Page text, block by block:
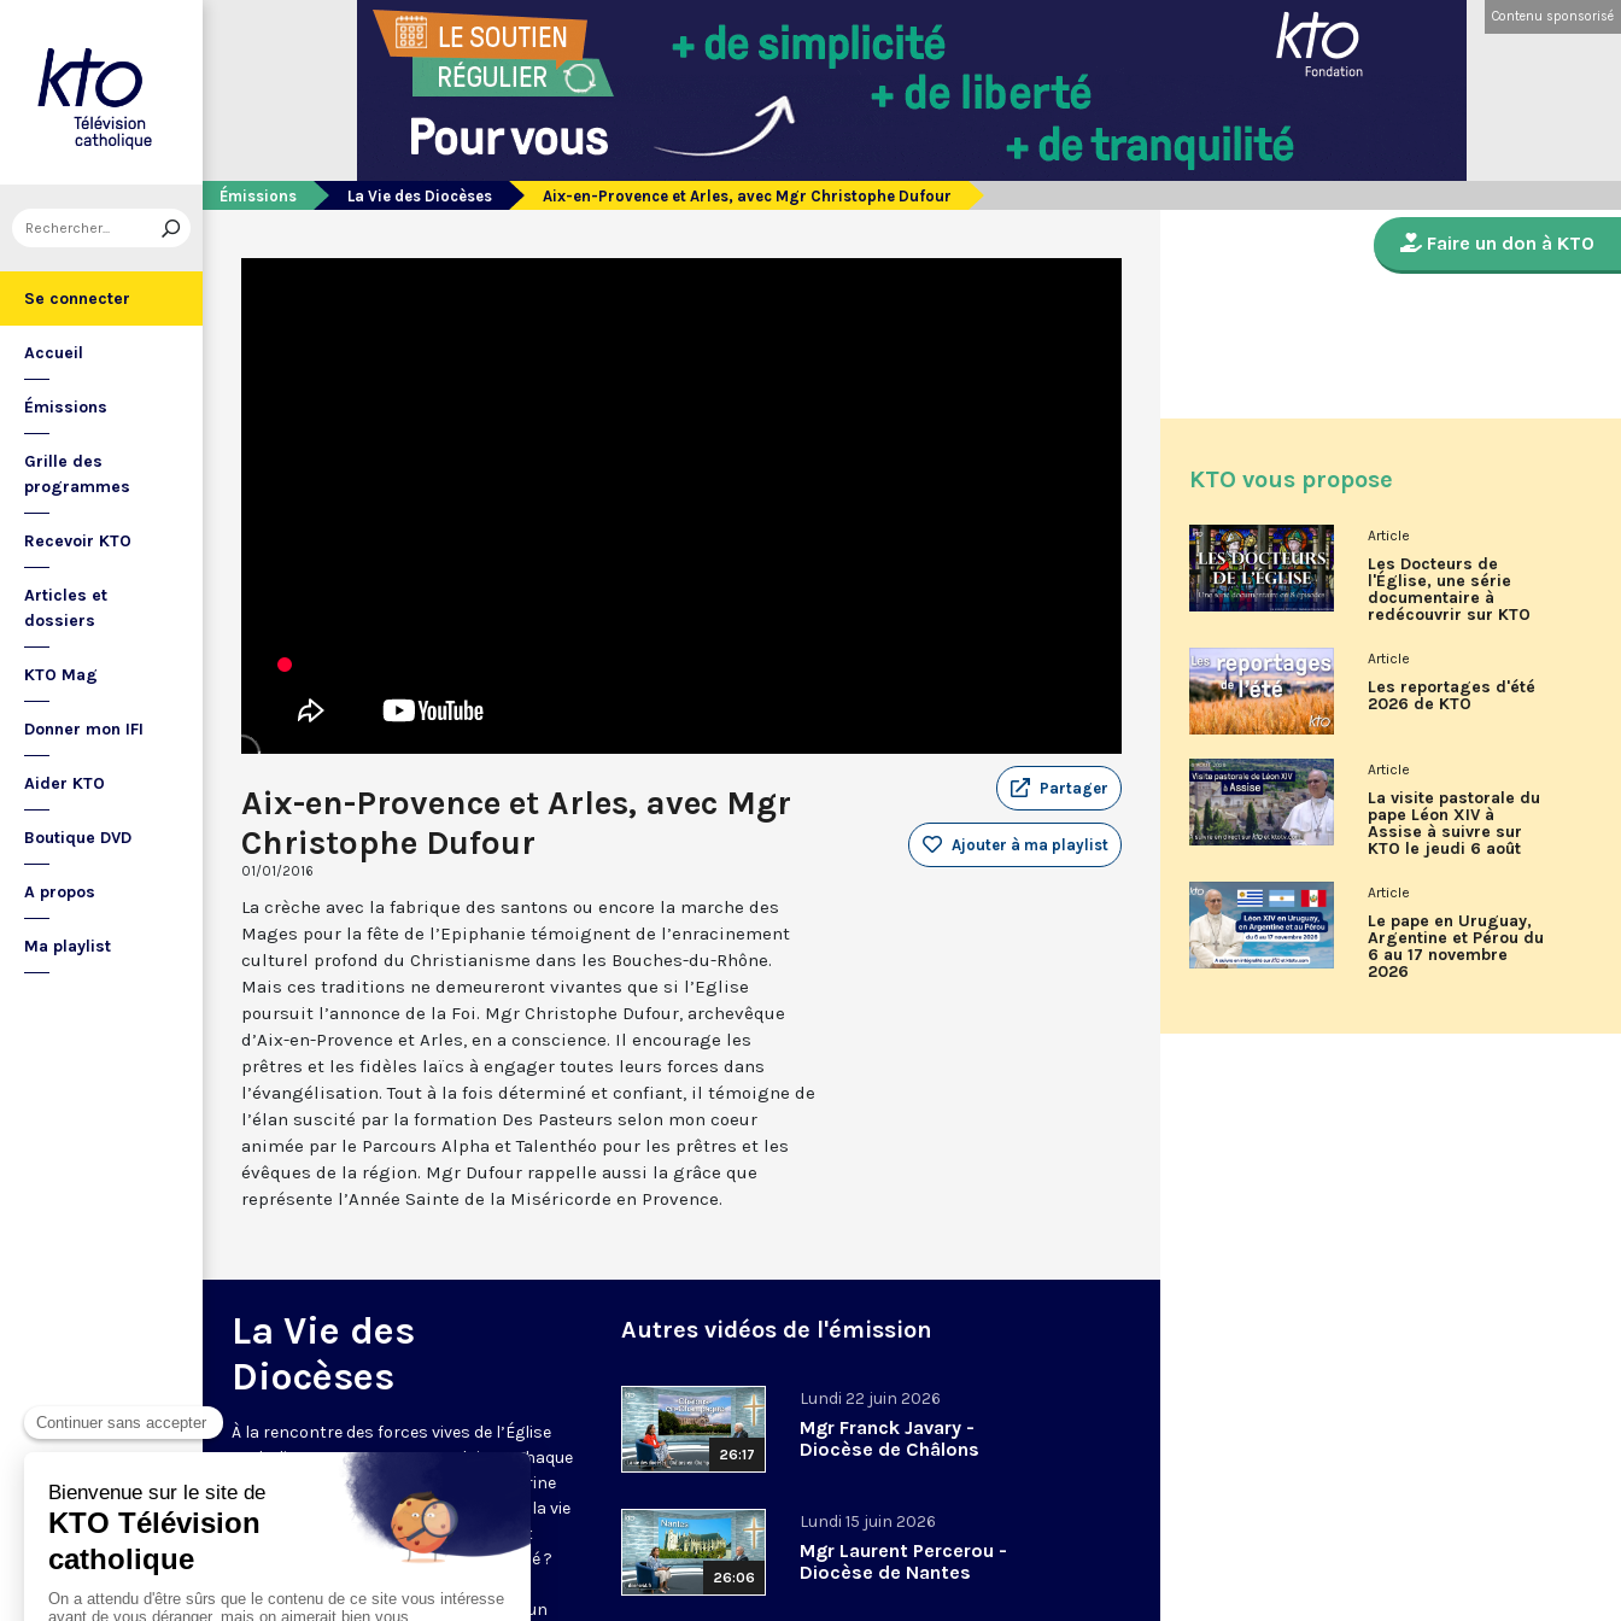
Se connecter
Accueil
Émissions
Grille des
programmes
Recevoir KTO
Articles et
dossiers
KTO Mag
Donner mon IFI
Aider KTO
Boutique DVD
A propos
Ma playlist
Contenu sponsorisé
Émissions La Vie des Diocèses Aix-en-Provence et Arles, avec Mgr Christophe Dufour
Aix-en-Provence et Arles, avec Mgr
Christophe Dufour
01/01/2016
Partager
Ajouter à ma playlist
La crèche avec la fabrique des santons ou encore la marche des
Mages pour la fête de l’Epiphanie témoignent de l’enracinement
culturel profond du Christianisme dans les Bouches-du-Rhône.
Mais ces traditions ne demeureront vivantes que si l’Eglise
poursuit l’annonce de la Foi. Mgr Christophe Dufour, archevêque
d’Aix-en-Provence et Arles, en a conscience. Il encourage les
prêtres et les fidèles laïcs à engager toutes leurs forces dans
l’évangélisation. Tout à la fois déterminé et confiant, il témoigne de
l’élan suscité par la formation Des Pasteurs selon mon coeur
animée par le Parcours Alpha et Talenthéo pour les prêtres et les
évêques de la région. Mgr Dufour rappelle aussi la grâce que
représente l’Année Sainte de la Miséricorde en Provence.
La Vie des
Diocèses
À la rencontre des forces vives de l’Église
catholique en France et en Belgique. Chaque
semaine, un évêque est reçu par Honorine
Grasset pour remettre en perspective la vie
et l’actualité de son diocèse. Comment
l’Evangile est-il concrètement annoncé ?
Reportages et interviews nourrissent un
Autres vidéos de l'émission
26:17
Lundi 22 juin 2026
Mgr Franck Javary -
Diocèse de Châlons
26:06
Lundi 15 juin 2026
Mgr Laurent Percerou -
Diocèse de Nantes
Faire un don à KTO
KTO vous propose
Article
Les Docteurs de
l'Église, une série
documentaire à
redécouvrir sur KTO
Article
Les reportages d'été
2026 de KTO
Article
La visite pastorale du
pape Léon XIV à
Assise à suivre sur
KTO le jeudi 6 août
Article
Le pape en Uruguay,
Argentine et Pérou du
6 au 17 novembre
2026